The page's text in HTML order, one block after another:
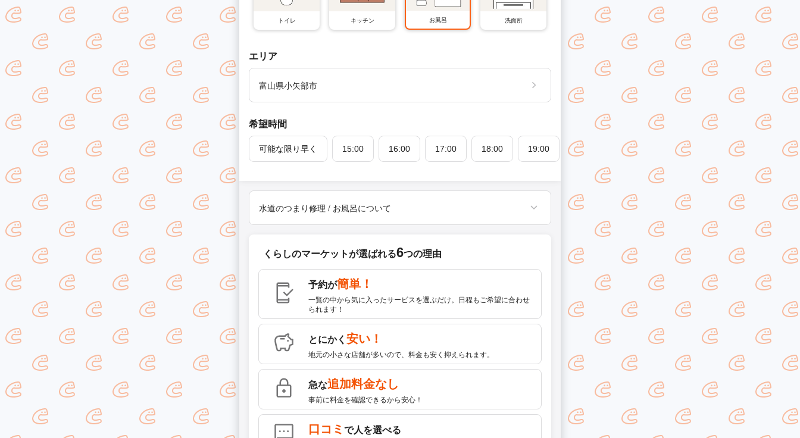
トイレ キッチン お風呂 洗面所
エリア
富山県小矢部市
希望時間
可能な限り早く 15:00 16:00 17:00 18:00 19:00 20:00 21:00 22:00 23:00 翌00:00
水道のつまり修理 / お風呂について
くらしのマーケットが選ばれる6つの理由
予約が簡単！
一覧の中から気に入ったサービスを選ぶだけ。日程もご希望に合わせ
られます！
とにかく安い！
地元の小さな店舗が多いので、料金も安く抑えられます。
急な追加料金なし
事前に料金を確認できるから安心！
口コミで人を選べる